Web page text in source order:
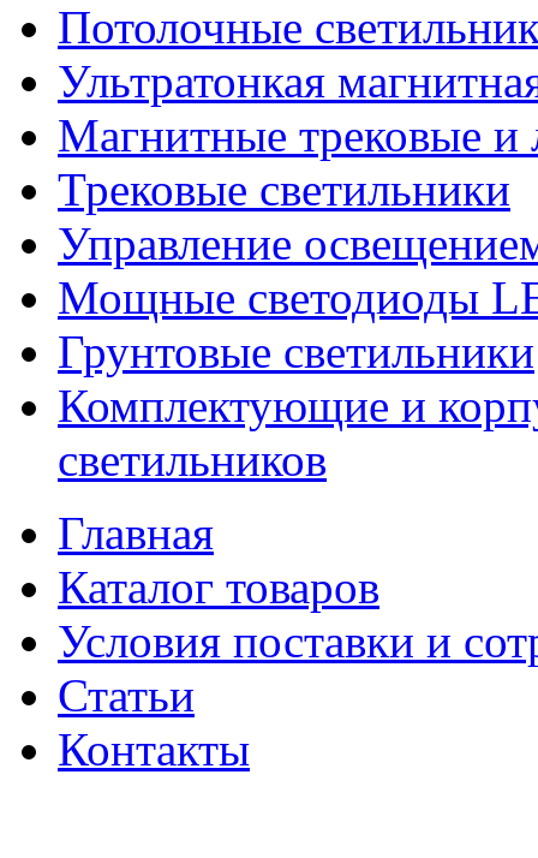
Потолочные
Ультратонкая
Магнитные трековые и
Трековые светильники
Управление
Мощные светодиоды
Грунтовые светильники
Комплектующие и
светильников
Главная
Каталог товаров
Условия поставки и
Статьи
Контакты